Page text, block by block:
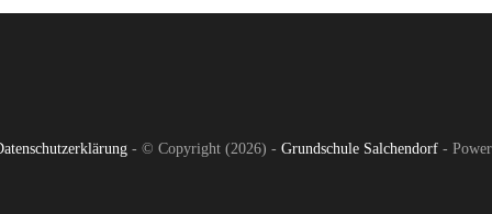
- © Copyright (2026) - Grundschule Salchendorf-